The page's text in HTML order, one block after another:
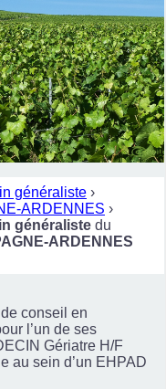
généraliste ›
ARDENNES ›
généraliste du
ARDENNES
conseil en
l’un de ses
Gériatre H/F
au sein d’un EHPAD